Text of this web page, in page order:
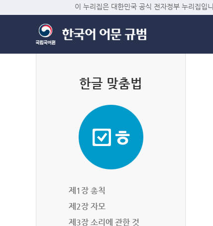
이 누리집은 대한민국 공식 전자정부 누리집입
한글 맞춤법
제1장 총칙
제2장 자모
제3장 소리에 관한 것